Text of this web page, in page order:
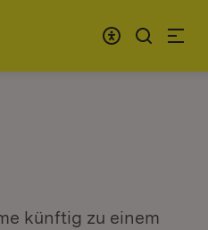
künftig zu einem